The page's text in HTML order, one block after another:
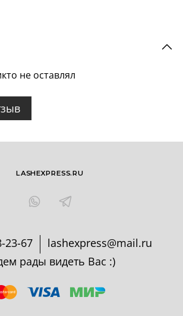
не оставлял
23-67
lashexpress@mail.ru
рады видеть Вас :)
LASHEXPRESS.RU